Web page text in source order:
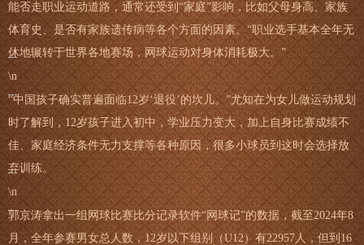
能否走职业运动道路，通常还受到“家庭”影响，比如父母身高、家族
体育史、是否有家族遗传病等各个方面的因素。“职业选手基本全年无
休地辗转于世界各地赛场，网球运动对身体消耗极大。”
\n
“中国孩子确实普遍面临12岁‘退役’的坎儿。”尤知在为女儿做运动规划
时了解到，12岁孩子进入初中，学业压力变大，加上自身比赛成绩不
佳、家庭经济条件无力支撑等各种原因，很多小球员到这时会选择放
弃训练。
\n
郭京涛拿出一组网球比赛比分记录软件“网球记”的数据，截至2024年8
月，全年参赛男女总人数，12岁以下组别（U12）有22957人，但到16